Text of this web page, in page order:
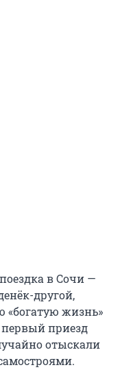
в Сочи —
другой,
«богатую жизнь»
первый приезд
отыскали